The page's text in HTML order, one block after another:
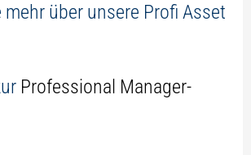
mehr über unsere Profi Asset
Professional Manager-